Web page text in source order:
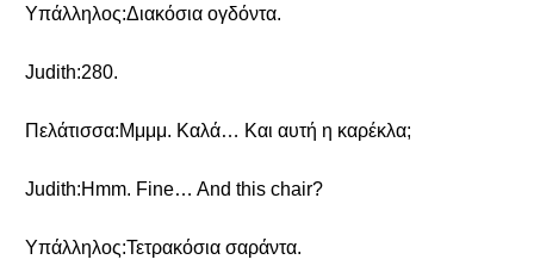
Υπάλληλος:Διακόσια ογδόντα.
Judith:280.
Πελάτισσα:Μμμμ. Καλά… Και αυτή η καρέκλα;
Judith:Hmm. Fine… And this chair?
Υπάλληλος:Τετρακόσια σαράντα.